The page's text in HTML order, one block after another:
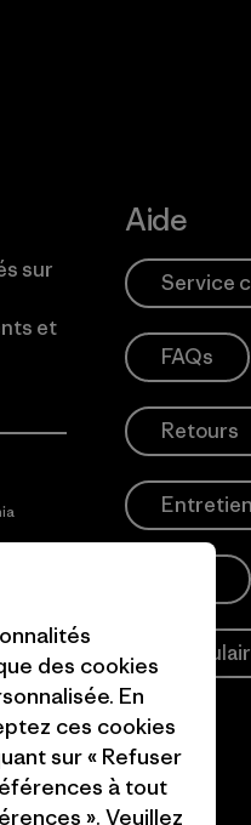
sur
et
Aide
Service
FAQs
Retours
des cookies
En
ces cookies
sur « Refuser
à tout
». Veuillez